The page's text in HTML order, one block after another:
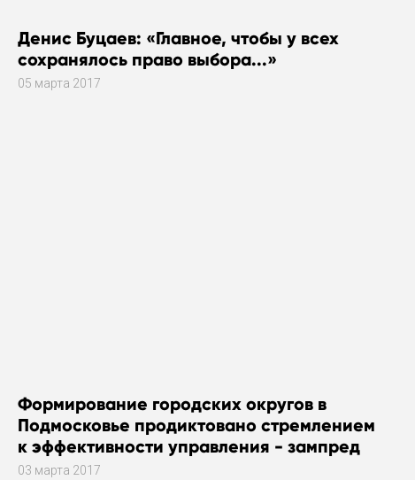
Денис Буцаев: «Главное, чтобы у всех
сохранялось право выбора...»
05 марта 2017
Формирование городских округов в
Подмосковье продиктовано стремлением
к эффективности управления - зампред
правительства Подмосковья Александр
03 марта 2017